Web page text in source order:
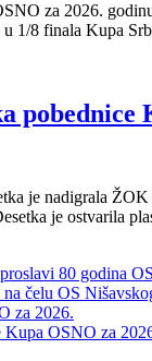
za 2026.
1/8 finala Kupa
pobednice
je nadigrala
je ostvarila
80 godina
čelu OS
za 2026.
Kupa OSNO za